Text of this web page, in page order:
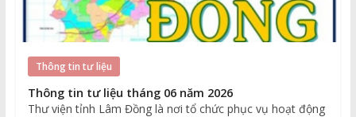
Thông tin tư liệu
Thông tin tư liệu tháng 06 năm 2026
Thư viện tỉnh Lâm Đồng là nơi tổ chức phục vụ hoạt động